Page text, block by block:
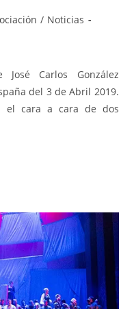
/ Noticias
Carlos González
del 3 de Abril 2019.
el cara a cara de dos